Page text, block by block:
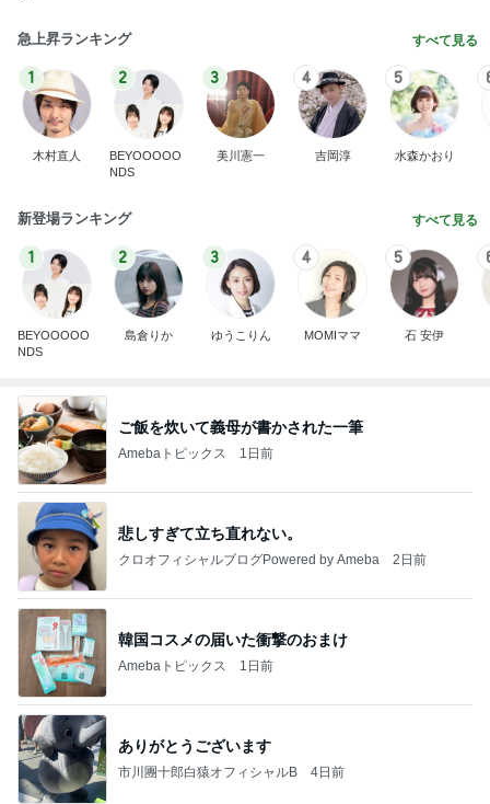
急上昇ランキング すべて見る
1
木村直人
2
BEYOOOOO
NDS
3
美川憲一
4
吉岡淳
5
水森かおり
新登場ランキング すべて見る
1
BEYOOOOO
NDS
2
島倉りか
3
ゆうこりん
4
MOMIママ
5
石 安伊
ご飯を炊いて義母が書かされた一筆
Amebaトピックス 1日前
悲しすぎて立ち直れない。
クロオフィシャルブログPowered by Ameba 2日前
韓国コスメの届いた衝撃のおまけ
Amebaトピックス 1日前
ありがとうございます
市川團十郎白猿オフィシャルB 4日前